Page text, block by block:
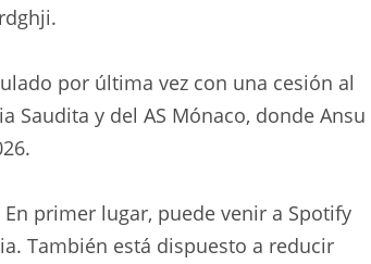
por última vez con una cesión al
Saudita y del AS Mónaco, donde Ansu
primer lugar, puede venir a Spotify
También está dispuesto a reducir